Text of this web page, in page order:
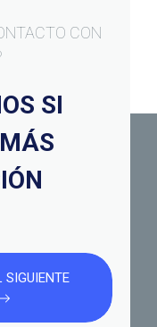
CON
SI
SIGUIENTE